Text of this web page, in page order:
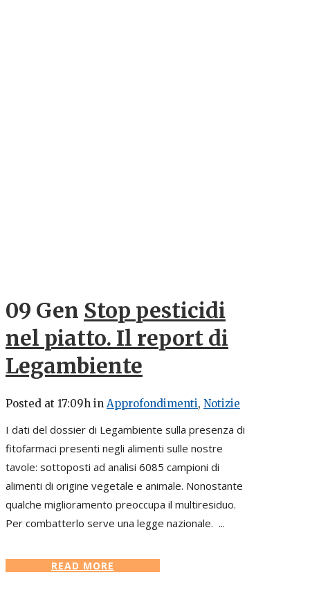
09 Gen Stop pesticidi
nel piatto. Il report di
Legambiente
Posted at 17:09h in Approfondimenti, Notizie
I dati del dossier di Legambiente sulla presenza di
fitofarmaci presenti negli alimenti sulle nostre
tavole: sottoposti ad analisi 6085 campioni di
alimenti di origine vegetale e animale. Nonostante
qualche miglioramento preoccupa il multiresiduo.
Per combatterlo serve una legge nazionale. ...
READ MORE